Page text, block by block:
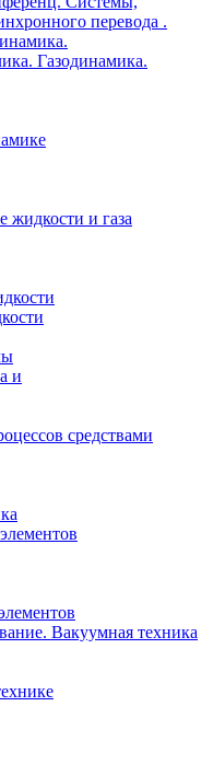
перевода .
Газодинамика.
жидкости и газа
и
средствами
Вакуумная техника